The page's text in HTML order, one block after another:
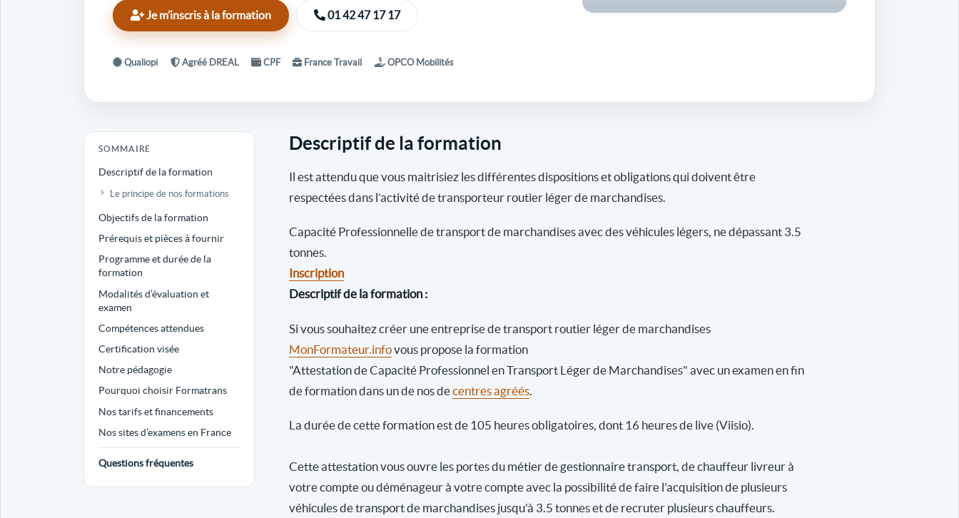
Je m’inscris à la formation 01 42 47 17 17
Qualiopi Agréé DREAL CPF France Travail OPCO Mobilités
SOMMAIRE
Descriptif de la formation
Le principe de nos formations
Objectifs de la formation
Prérequis et pièces à fournir
Programme et durée de la
formation
Modalités d’évaluation et
examen
Compétences attendues
Certification visée
Notre pédagogie
Pourquoi choisir Formatrans
Nos tarifs et financements
Nos sites d’examens en France
Questions fréquentes
Descriptif de la formation
Il est attendu que vous maitrisiez les différentes dispositions et obligations qui doivent être
respectées dans l’activité de transporteur routier léger de marchandises.
Capacité Professionnelle de transport de marchandises avec des véhicules légers, ne dépassant 3.5
tonnes.
Inscription
Descriptif de la formation :
Si vous souhaitez créer une entreprise de transport routier léger de marchandises
MonFormateur.infovous propose la formation
"Attestation de Capacité Professionnel en Transport Léger de Marchandises" avec un examen en fin
de formation dans un de nos decentres agréés
La durée de cette formation est de 105 heures obligatoires, dont 16 heures de live (Viisio).
Cette attestation vous ouvre les portes du métier de gestionnaire transport, de chauffeur livreur à
votre compte ou déménageur à votre compte avec la possibilité de faire l'acquisition de plusieurs
véhicules de transport de marchandises jusqu'à 3.5 tonnes et de recruter plusieurs chauffeurs.